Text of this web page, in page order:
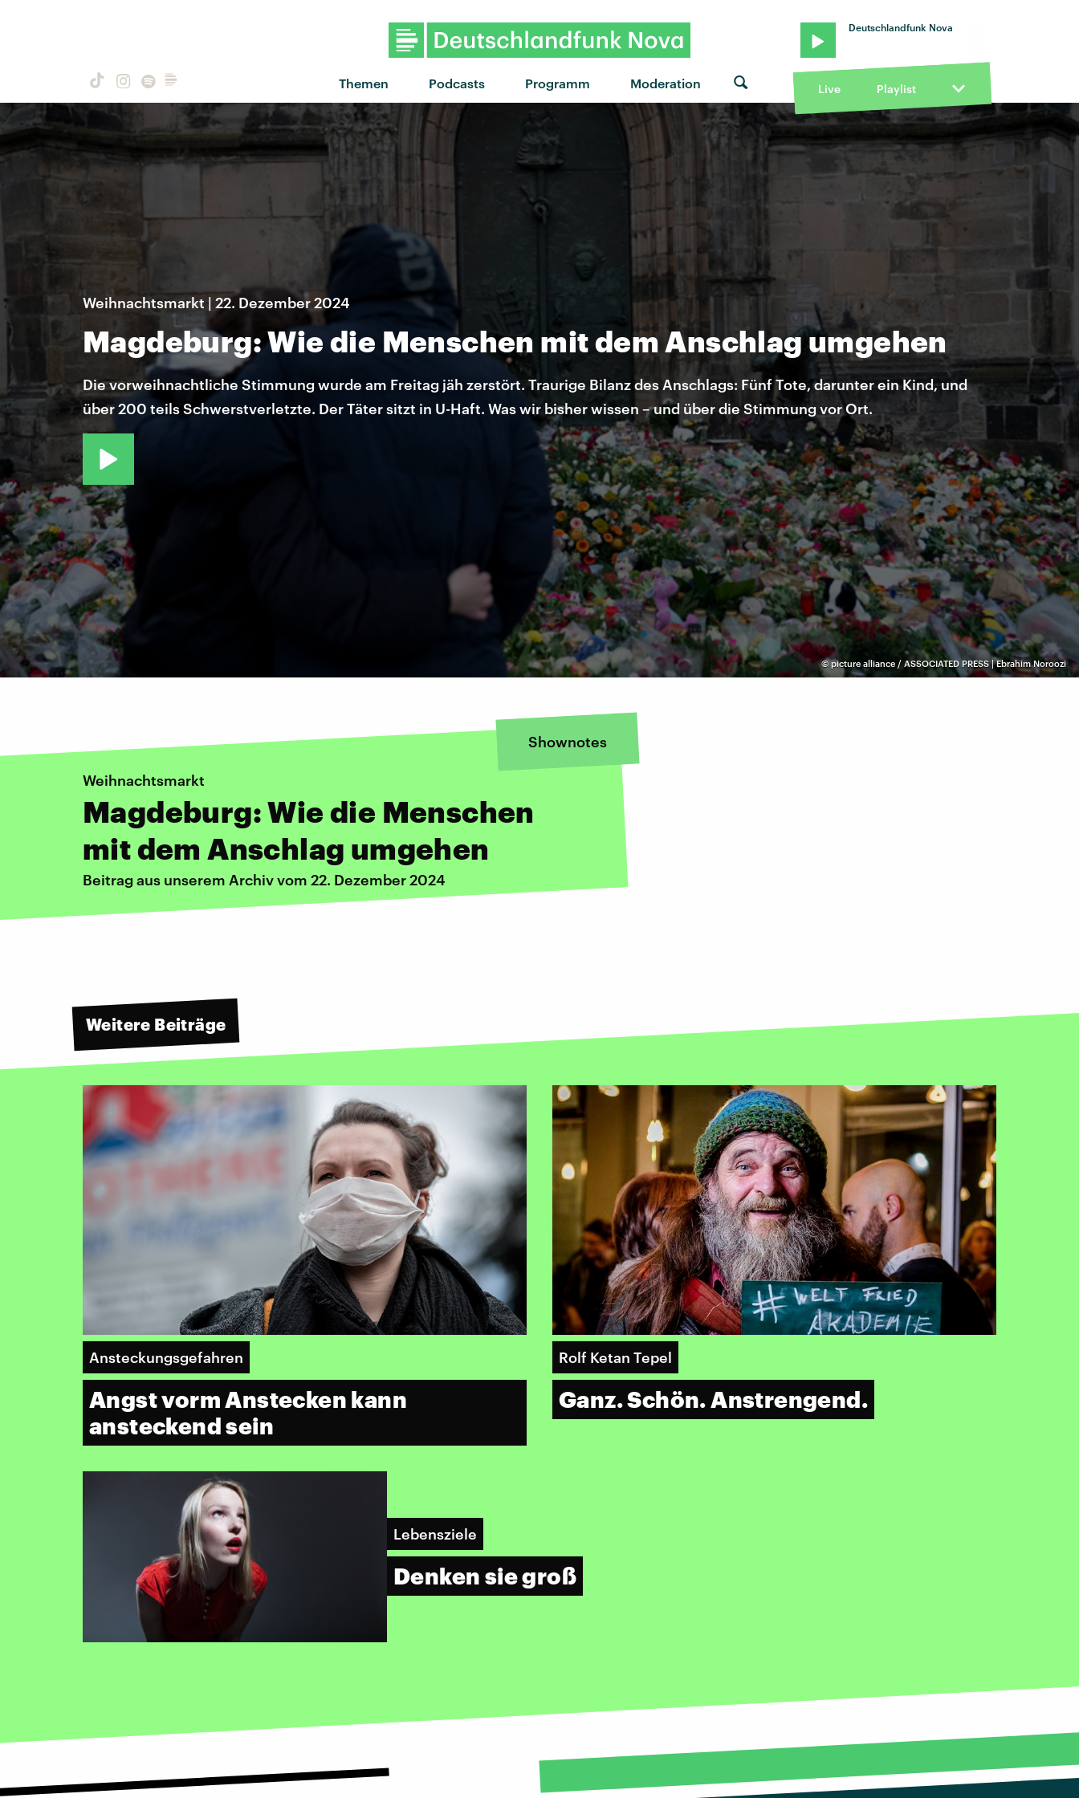
Themen Podcasts Programm Moderation
Deutschlandfunk Nova
Live Playlist
©picture alliance / ASSOCIATED PRESS | Ebrahim Noroozi
Weihnachtsmarkt | 22. Dezember 2024
Magdeburg: Wie die Menschen mit dem Anschlag umgehen
Die vorweihnachtliche Stimmung wurde am Freitag jäh zerstört. Traurige Bilanz des Anschlags: Fünf Tote, darunter ein Kind, und
über 200 teils Schwerstverletzte. Der Täter sitzt in U-Haft. Was wir bisher wissen – und über die Stimmung vor Ort.
Shownotes
Weihnachtsmarkt
Magdeburg: Wie die Menschen
mit dem Anschlag umgehen
Beitrag aus unserem Archiv vom 22. Dezember 2024
Weitere Beiträge
Ansteckungsgefahren
Angst vorm Anstecken kann
ansteckend sein
Rolf Ketan Tepel
Ganz. Schön. Anstrengend.
Lebensziele
Denken sie groß